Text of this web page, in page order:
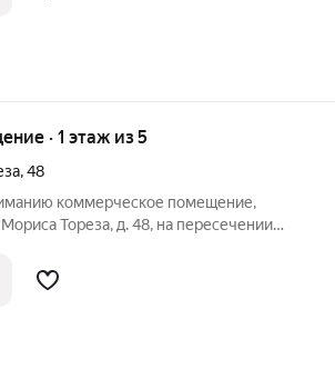
· 1 этаж из 5
,48
коммерческое помещение,
Тореза, д. 48, на пересечении
безопасность и удобство